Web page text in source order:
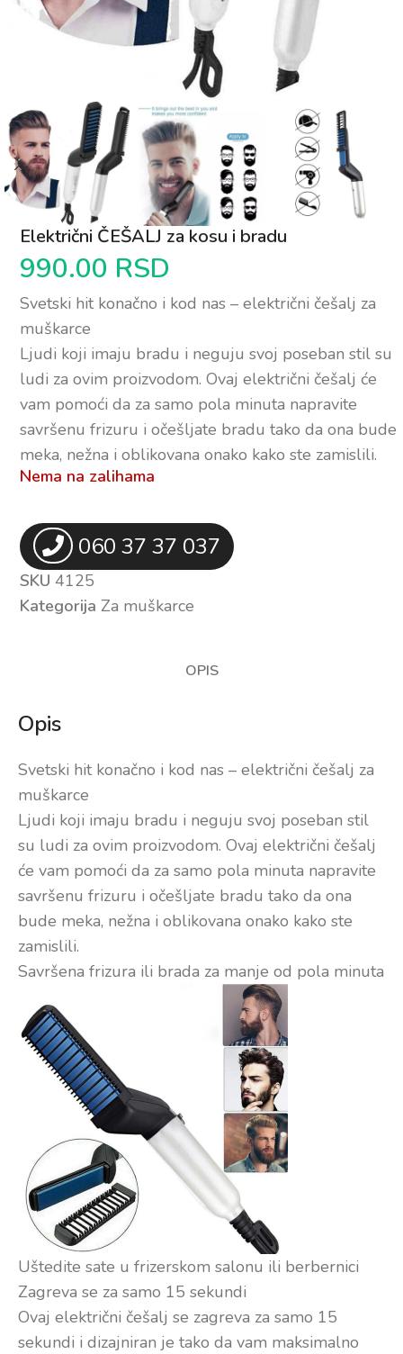
Električni ČEŠALJ za kosu i bradu
990.00 RSD
Svetski hit konačno i kod nas – električni češalj za
muškarce
Ljudi koji imaju bradu i neguju svoj poseban stil su
ludi za ovim proizvodom. Ovaj električni češalj će
vam pomoći da za samo pola minuta napravite
savršenu frizuru i očešljate bradu tako da ona bude
meka, nežna i oblikovana onako kako ste zamislili.
Nema na zalihama
060 37 37 037
SKU4125
Kategorija Za muškarce
OPIS
Opis
Svetski hit konačno i kod nas – električni češalj za
muškarce
Ljudi koji imaju bradu i neguju svoj poseban stil
su ludi za ovim proizvodom. Ovaj električni češalj
će vam pomoći da za samo pola minuta napravite
savršenu frizuru i očešljate bradu tako da ona
bude meka, nežna i oblikovana onako kako ste
zamislili.
Savršena frizura ili brada za manje od pola minuta
Uštedite sate u frizerskom salonu ili berbernici
Zagreva se za samo 15 sekundi
Ovaj električni češalj se zagreva za samo 15
sekundi i dizajniran je tako da vam maksimalno